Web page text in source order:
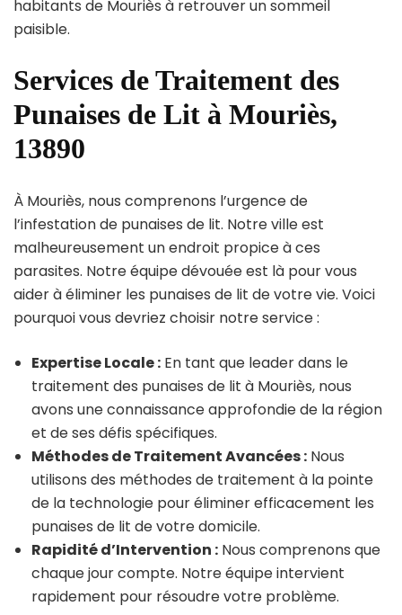
habitants de Mouriès à retrouver un sommeil
paisible.
Services de Traitement des
Punaises de Lit à Mouriès,
13890
À Mouriès, nous comprenons l’urgence de
l’infestation de punaises de lit. Notre ville est
malheureusement un endroit propice à ces
parasites. Notre équipe dévouée est là pour vous
aider à éliminer les punaises de lit de votre vie. Voici
pourquoi vous devriez choisir notre service :
Expertise Locale : En tant que leader dans le
traitement des punaises de lit à Mouriès, nous
avons une connaissance approfondie de la région
et de ses défis spécifiques.
Méthodes de Traitement Avancées : Nous
utilisons des méthodes de traitement à la pointe
de la technologie pour éliminer efficacement les
punaises de lit de votre domicile.
Rapidité d’Intervention : Nous comprenons que
chaque jour compte. Notre équipe intervient
rapidement pour résoudre votre problème.